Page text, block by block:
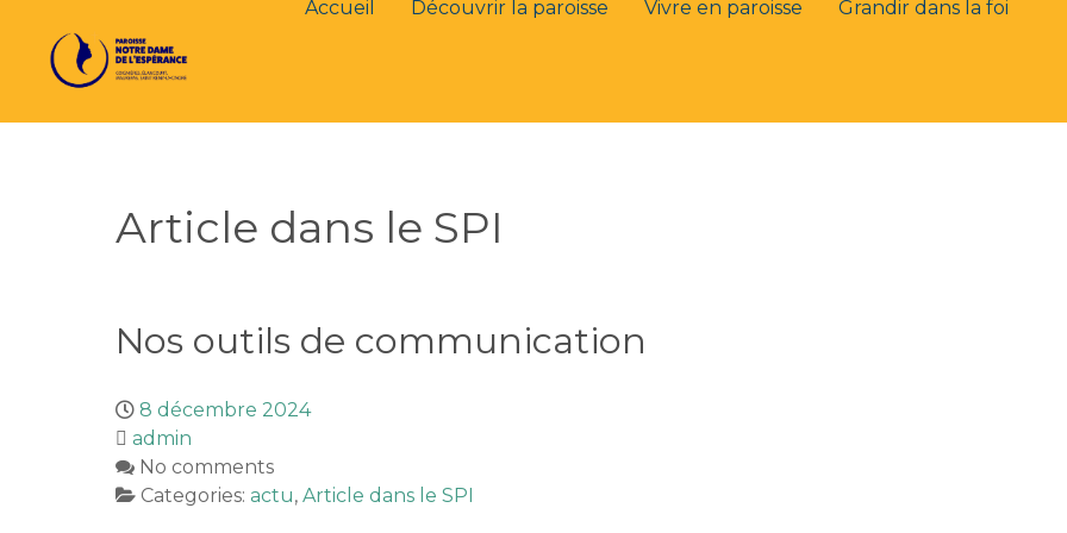
Accueil Découvrir la paroisse Vivre en paroisse Grandir dans la foi
Article dans le SPI
Nos outils de communication
8 décembre 2024
admin
No comments
Categories: actu, Article dans le SPI